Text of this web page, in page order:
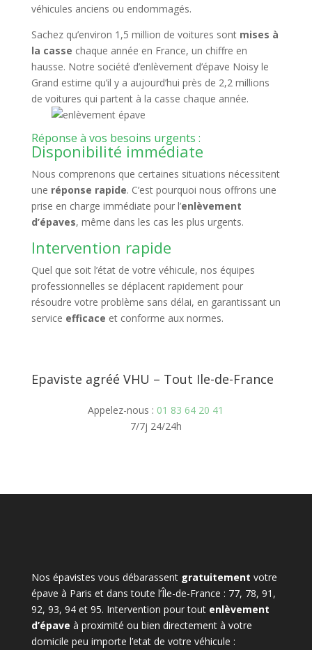
véhicules anciens ou endommagés.
Sachez qu’environ 1,5 million de voitures sont mises à
la casse chaque année en France, un chiffre en
hausse. Notre société d’enlèvement d’épave Noisy le
Grand estime qu’il y a aujourd’hui près de 2,2 millions
de voitures qui partent à la casse chaque année.
Réponse à vos besoins urgents :
Disponibilité immédiate
Nous comprenons que certaines situations nécessitent
une réponse rapide. C’est pourquoi nous offrons une
prise en charge immédiate pour l’enlèvement
d’épaves, même dans les cas les plus urgents.
Intervention rapide
Quel que soit l’état de votre véhicule, nos équipes
professionnelles se déplacent rapidement pour
résoudre votre problème sans délai, en garantissant un
service efficace et conforme aux normes.
Epaviste agréé VHU – Tout Ile-de-France
Appelez-nous : 01 83 64 20 41
7/7j 24/24h
Nos épavistes vous débarassent gratuitement votre
épave à Paris et dans toute l’Île-de-France : 77, 78, 91,
92, 93, 94 et 95. Intervention pour tout enlèvement
d’épave à proximité ou bien directement à votre
domicile peu importe l’etat de votre véhicule :